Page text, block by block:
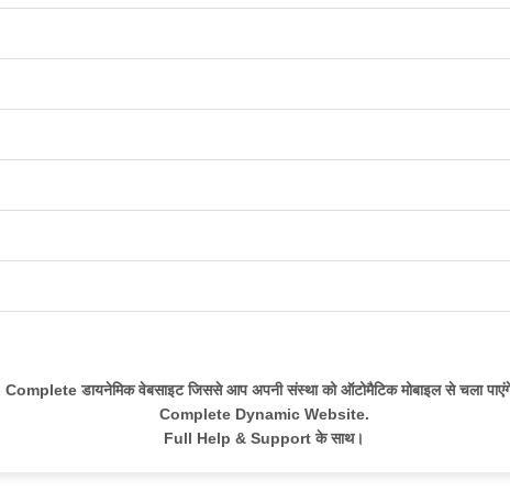
Complete डायनेमिक वेबसाइट जिससे आप अपनी संस्था को ऑटोमैटिक मोबाइल से चला
Complete Dynamic Website.
Full Help & Support के साथ।